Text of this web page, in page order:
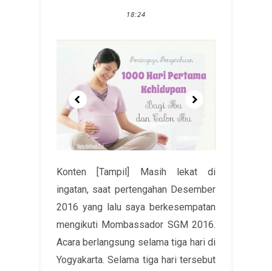
18:24
Konten [Tampil] Masih lekat di
ingatan, saat pertengahan Desember
2016 yang lalu saya berkesempatan
mengikuti Mombassador SGM 2016.
Acara berlangsung selama tiga hari di
Yogyakarta. Selama tiga hari tersebut